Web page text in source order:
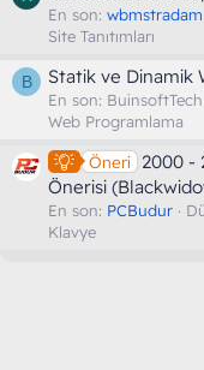
En son: wbmstradam
Site Tanıtımları
B Statik ve Dinamik
En son: BuinsoftTech
Web Programlama
Öneri
2000 -
Önerisi
En son: PCBudur
Klavye